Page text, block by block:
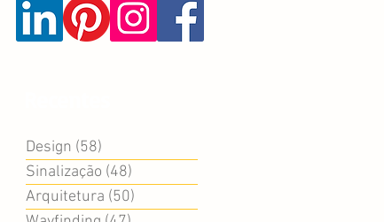
Design (58)
Sinalização (48)
Arquitetura (50)